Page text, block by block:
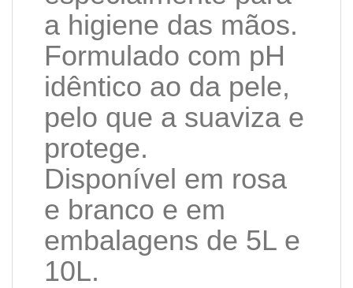
a higiene das mãos.
Formulado com pH
idêntico ao da pele,
pelo que a suaviza e
protege.
Disponível em rosa
e branco e em
embalagens de 5L e
10L.